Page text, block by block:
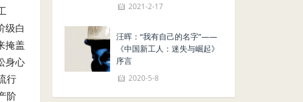
级白
掩盖
身心
行
阶
2021-2-17
汪晖：“我有自己的名字”——
《中国新工人：迷失与崛起》
序言
2020-5-8